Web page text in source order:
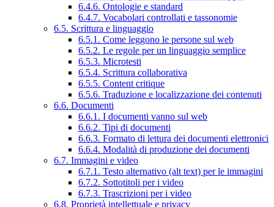
6.4.6. Ontologie e standard
6.4.7. Vocabolari controllati e tassonomie
6.5. Scrittura e linguaggio
6.5.1. Come leggono le persone sul web
6.5.2. Le regole per un linguaggio semplice
6.5.3. Microtesti
6.5.4. Scrittura collaborativa
6.5.5. Content critique
6.5.6. Traduzione e localizzazione dei contenuti
6.6. Documenti
6.6.1. I documenti vanno sul web
6.6.2. Tipi di documenti
6.6.3. Formato di lettura dei documenti elettronici
6.6.4. Modalità di produzione dei documenti
6.7. Immagini e video
6.7.1. Testo alternativo (alt text) per le immagini
6.7.2. Sottotitoli per i video
6.7.3. Trascrizioni per i video
6.8. Proprietà intellettuale e privacy